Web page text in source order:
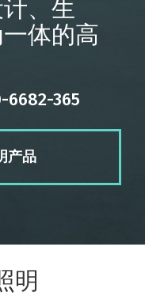
、生
体的高
6682-365
产品
明